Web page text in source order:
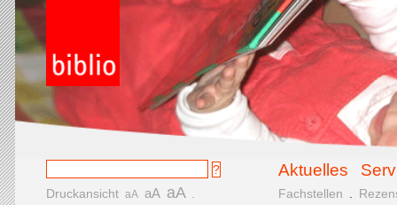
Aktuelles
Druckansicht aA aA aA Fachstellen